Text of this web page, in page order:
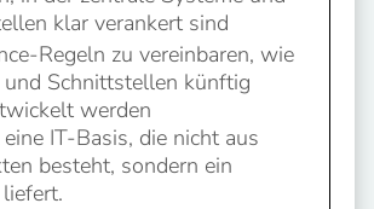
klar verankert sind
Regeln zu vereinbaren, wie
und Schnittstellen künftig
werden
IT-Basis, die nicht aus
besteht, sondern ein